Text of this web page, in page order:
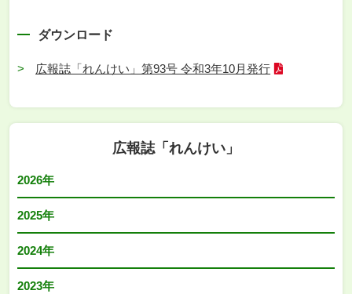
ダウンロード
広報誌「れんけい」第93号 令和3年10月発行
広報誌「れんけい」
2026年
2025年
2024年
2023年